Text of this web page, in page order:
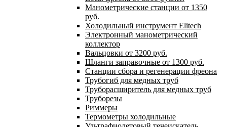
Манометрические станции от 1350
руб.
Холодильный инструмент Elitech
Электронный манометрический
коллектор
Вальцовки от 3200 руб.
Шланги заправочные от 1300 руб.
Станции сбора и регенерации фреона
Трубогиб для медных труб
Труборасширитель для медных труб
Труборезы
Риммеры
Термометры холодильные